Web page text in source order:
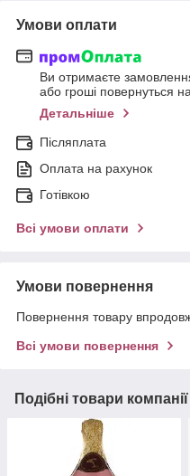
Умови оплати
Ви отримаєте
або гроші повернуться
Детальніше
Післяплата
Оплата на рахунок
Готівкою
Всі умови оплати
Умови повернення
Повернення товару
Всі умови повернення
Подібні товари компанії